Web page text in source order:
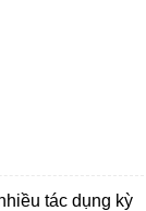
tác dụng kỳ